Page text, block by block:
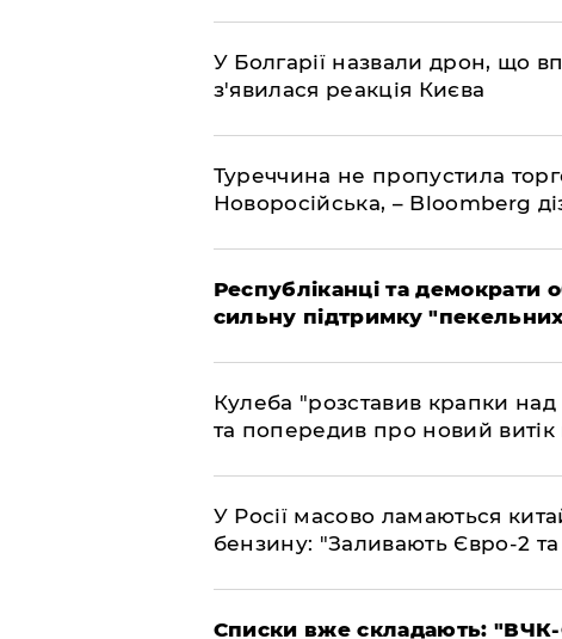
У Болгарії назвали дрон, що
з'явилася реакція Києва
Туреччина не пропустила
Новоросійська, – Bloomberg
Республіканці та демократи
сильну підтримку
Кулеба "розставив крапки
та попередив про новий витік
У Росії масово ламаються
бензину: "Заливають Євро-2
Списки вже складають: